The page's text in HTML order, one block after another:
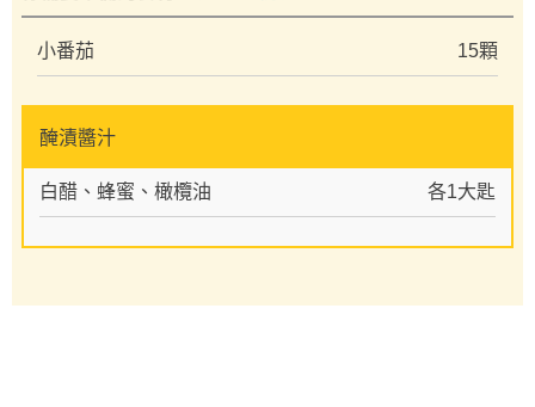
小番茄 15顆
醃漬醬汁
白醋、蜂蜜、橄欖油 各1大匙